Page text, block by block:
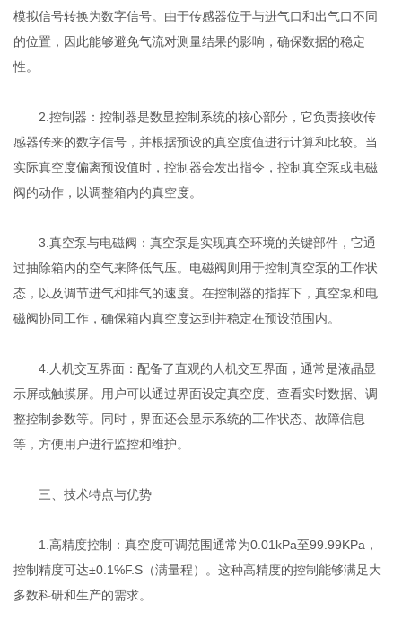
模拟信号转换为数字信号。由于传感器位于与进气口和出气口不同
的位置，因此能够避免气流对测量结果的影响，确保数据的稳定
性。
2.控制器：控制器是数显控制系统的核心部分，它负责接收传
感器传来的数字信号，并根据预设的真空度值进行计算和比较。当
实际真空度偏离预设值时，控制器会发出指令，控制真空泵或电磁
阀的动作，以调整箱内的真空度。
3.真空泵与电磁阀：真空泵是实现真空环境的关键部件，它通
过抽除箱内的空气来降低气压。电磁阀则用于控制真空泵的工作状
态，以及调节进气和排气的速度。在控制器的指挥下，真空泵和电
磁阀协同工作，确保箱内真空度达到并稳定在预设范围内。
4.人机交互界面：配备了直观的人机交互界面，通常是液晶显
示屏或触摸屏。用户可以通过界面设定真空度、查看实时数据、调
整控制参数等。同时，界面还会显示系统的工作状态、故障信息
等，方便用户进行监控和维护。
三、技术特点与优势
1.高精度控制：真空度可调范围通常为0.01kPa至99.99KPa，
控制精度可达±0.1%F.S（满量程）。这种高精度的控制能够满足大
多数科研和生产的需求。